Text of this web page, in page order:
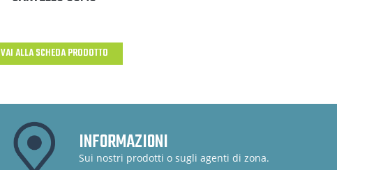
VAI ALLA SCHEDA PRODOTTO
INFORMAZIONI
Sui nostri prodotti o sugli agenti di zona.